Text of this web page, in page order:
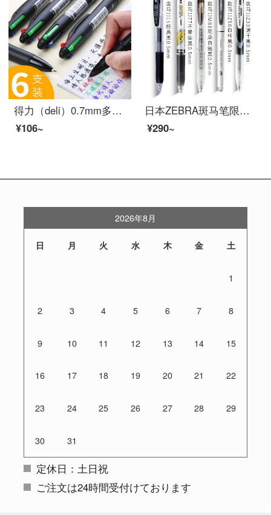
得力（deli）0.7mm多功能4色按动式圆珠笔 原子笔中油笔(黑红蓝绿) 33390/6支装
¥106~
日本ZEBRA斑马笔限定JJ15按动中性笔JJ77速干笔芯学生考试用黑色水笔套装0.5mm签字笔 学霸套装A【送笔袋】
¥290~
2026年8月
日 月 火 水 木 金 土
1
2 3 4 5 6 7 8
9 10 11 12 13 14 15
16 17 18 19 20 21 22
23 24 25 26 27 28 29
30 31
定休日：土日祝
ご注文は24時間受付けております